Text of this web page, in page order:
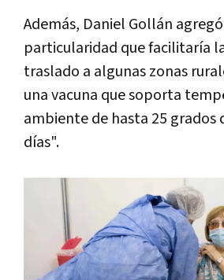
Además, Daniel Gollán
particularidad que facilitaría
traslado a algunas zonas
una vacuna que soporta
ambiente de hasta 25 grados
días".